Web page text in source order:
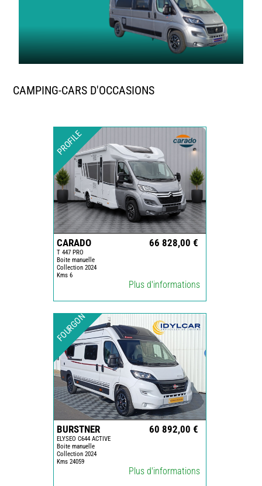
CAMPING-CARS D'OCCASIONS
PROFILE
CARADO
T 447 PRO
Boite manuelle
Collection 2024
Kms 6
66 828,00 €
Plus d'informations
FOURGON
BURSTNER
ELYSEO C644 ACTIVE
Boite manuelle
Collection 2024
Kms 24059
60 892,00 €
Plus d'informations